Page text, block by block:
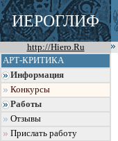
ИЕРОГЛИФ
http://Hiero.Ru
АРТ-КРИТИКА
Информация
Конкурсы
Работы
Отзывы
Прислать работу